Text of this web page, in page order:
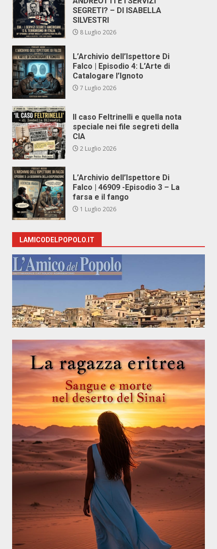
SEGRETI? – DI ISABELLA
SILVESTRI
8 Luglio 2026
L’Archivio dell’Ispettore Di
Falco | Episodio 4: L’Arte di
Catalogare l’Ignoto
7 Luglio 2026
Il caso Feltrinelli e quella nota
speciale nei file segreti della
CIA
2 Luglio 2026
L’Archivio dell’Ispettore Di
Falco | 46909 -Episodio 3 – La
farsa e il fango
1 Luglio 2026
LAMICODELPOPOLO.IT